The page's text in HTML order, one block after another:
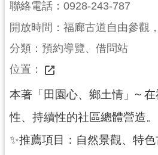
訊
展
覽
便
服
務
活
動
聯絡電話：0928-243-787
開放時間：福廊古道自由參觀
分類：預約導覽、借問站
位置：
本著「田園心、鄉土情」~
性、持續性的社區總體營造。
✨推薦項目：自然景觀、特色